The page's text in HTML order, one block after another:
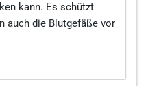
kann. Es schützt
auch die Blutgefäße vor